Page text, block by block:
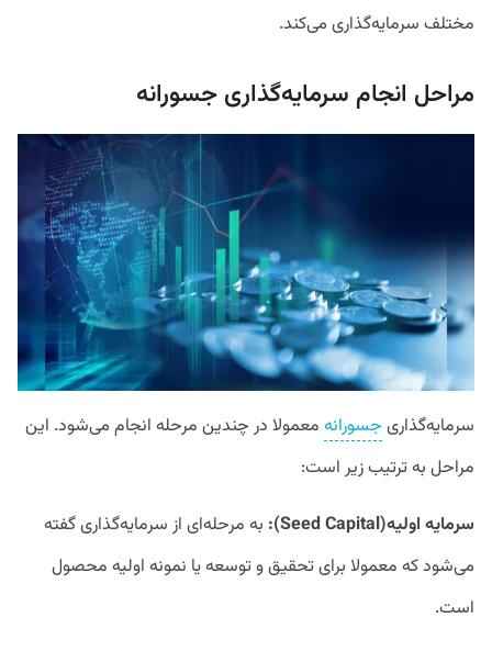
مختلف سرمایه‌گذاری می‌کند.
مراحل انجام سرمایه‌گذاری جسورانه
سرمایه‌گذاری جسورانه معمولا در چندین مرحله انجام می‌شود. این
مراحل به ترتیب زیر است:
سرمایه اولیه(Seed Capital):
به مرحله‌ای از سرمایه‌گذاری گفته
می‌شود که معمولا برای تحقیق و توسعه یا نمونه اولیه محصول
است.